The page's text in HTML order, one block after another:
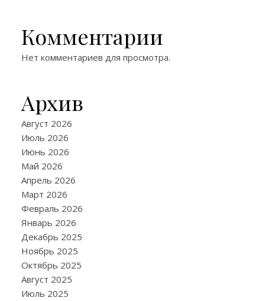
Комментарии
Нет комментариев для просмотра.
Архив
Август 2026
Июль 2026
Июнь 2026
Май 2026
Апрель 2026
Март 2026
Февраль 2026
Январь 2026
Декабрь 2025
Ноябрь 2025
Октябрь 2025
Август 2025
Июль 2025